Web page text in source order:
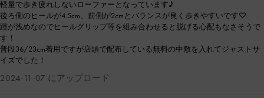
軽量で歩き疲れしないローファーとなっています♪
後ろ側のヒールが4.5cm、前側が2cmとバランスが良く歩きやすいです♡
踵が浅めなのでヒールグリップ等を組み合わせると脱げる心配もなさそうで
す！
普段36/23cm着用ですが店頭で配布している無料の中敷を入れてジャストサ
イズでした！
2024-11-07 にアップロード